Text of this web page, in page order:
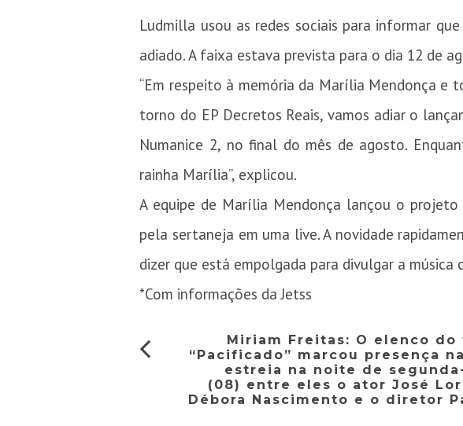
Ludmilla usou as redes sociais para informar
adiado. A faixa estava prevista para o dia 12 de
“Em respeito à memória da Marília Mendonça
torno do EP Decretos Reais, vamos adiar o
Numanice 2, no final do mês de agosto.
rainha Marília”, explicou.
A equipe de Marília Mendonça lançou o
pela sertaneja em uma live. A novidade
dizer que está empolgada para divulgar a música
*Com informações da Jetss
Miriam Freitas: O elenco do
“Pacificado” marcou presença
estreia na noite de
(08) entre eles o ator José
Débora Nascimento e o diretor